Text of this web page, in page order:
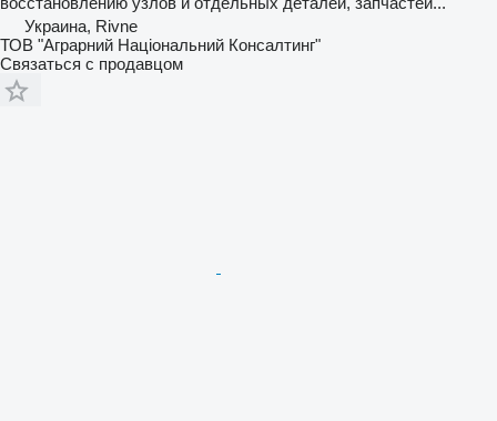
Украина, Rivne
ТОВ "Аграрний Національний Консалтинг"
Связаться с продавцом